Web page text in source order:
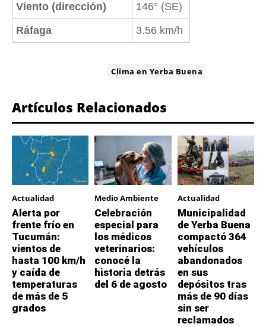
Viento (dirección)
146° (SE)
Ráfaga
3.56 km/h
Clima en Yerba Buena
Artículos Relacionados
Actualidad
Alerta por
frente frío en
Tucumán:
vientos de
hasta 100 km/h
y caída de
temperaturas
de más de 5
grados
Medio Ambiente
Celebración
especial para
los médicos
veterinarios:
conocé la
historia detrás
del 6 de agosto
Actualidad
Municipalidad
de Yerba Buena
compactó 364
vehículos
abandonados
en sus
depósitos tras
más de 90 días
sin ser
reclamados